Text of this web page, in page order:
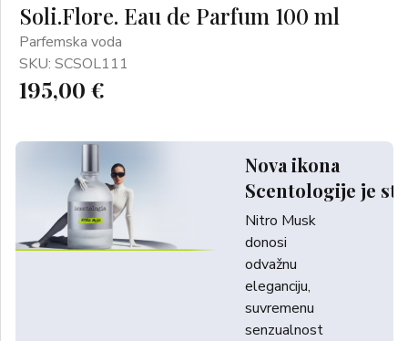
Soli.Flore. Eau de Parfum 100 ml
Parfemska voda
SKU: SCSOL111
195,00 €
Nova ikona
Scentologije je
Nitro Musk
donosi
odvažnu
eleganciju,
suvremenu
senzualnost